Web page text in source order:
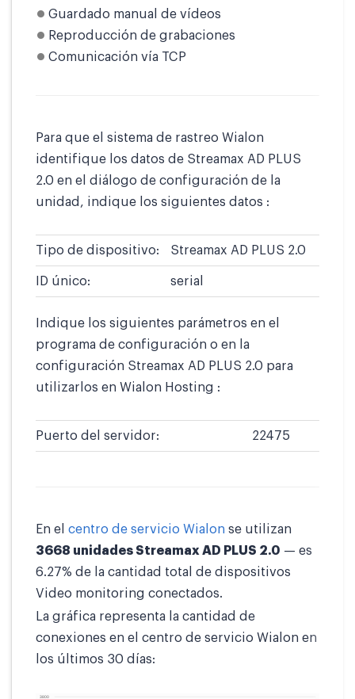
Guardado manual de vídeos
Reproducción de grabaciones
Comunicación vía TCP
Para que el sistema de rastreo Wialon
identifique los datos de Streamax AD PLUS
2.0 en el diálogo de configuración de la
unidad, indique los siguientes datos :
Tipo de dispositivo: Streamax AD PLUS 2.0
ID único: serial
Indique los siguientes parámetros en el
programa de configuración o en la
configuración Streamax AD PLUS 2.0 para
utilizarlos en Wialon Hosting :
Puerto del servidor: 22475
En el centro de servicio Wialon se utilizan
3668 unidades Streamax AD PLUS 2.0 — es
6.27% de la cantidad total de dispositivos
Video monitoring conectados.
La gráfica representa la cantidad de
conexiones en el centro de servicio Wialon en
los últimos 30 días: